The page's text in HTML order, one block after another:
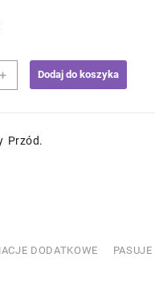
+ Dodaj do koszyka
Przód.
DODATKOWE PASUJE